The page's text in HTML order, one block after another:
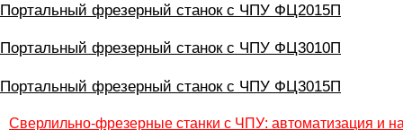
Портальный фрезерный станок с ЧПУ ФЦ2015П
Портальный фрезерный станок с ЧПУ ФЦ3010П
Портальный фрезерный станок с ЧПУ ФЦ3015П
Сверлильно-фрезерные станки с ЧПУ: автоматизация и